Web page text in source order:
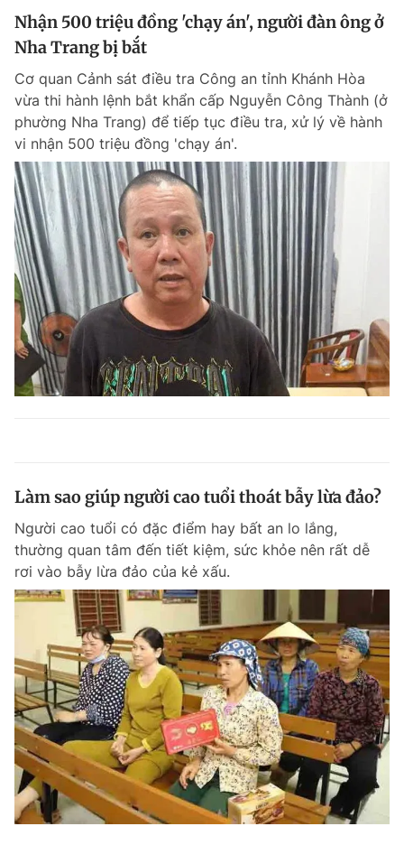
Nhận 500 triệu đồng 'chạy án', người đàn ông ở
Nha Trang bị bắt
Cơ quan Cảnh sát điều tra Công an tỉnh Khánh Hòa
vừa thi hành lệnh bắt khẩn cấp Nguyễn Công Thành (ở
phường Nha Trang) để tiếp tục điều tra, xử lý về hành
vi nhận 500 triệu đồng 'chạy án'.
Làm sao giúp người cao tuổi thoát bẫy lừa đảo?
Người cao tuổi có đặc điểm hay bất an lo lắng,
thường quan tâm đến tiết kiệm, sức khỏe nên rất dễ
rơi vào bẫy lừa đảo của kẻ xấu.